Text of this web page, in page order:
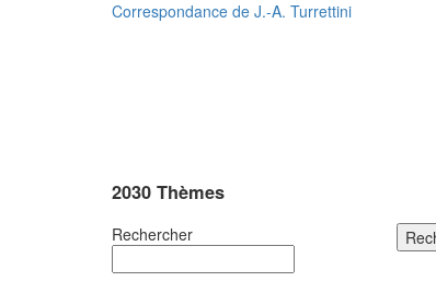
Correspondance de J.-A. Turrettini
2030 Thèmes
Rechercher